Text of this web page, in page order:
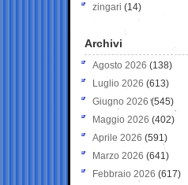
zingari (14)
Archivi
Agosto 2026 (138)
Luglio 2026 (613)
Giugno 2026 (545)
Maggio 2026 (402)
Aprile 2026 (591)
Marzo 2026 (641)
Febbraio 2026 (617)